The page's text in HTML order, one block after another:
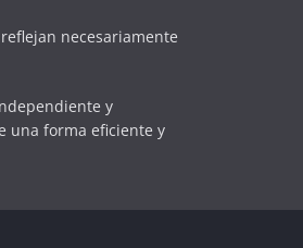
necesariamente
y
una forma eficiente y